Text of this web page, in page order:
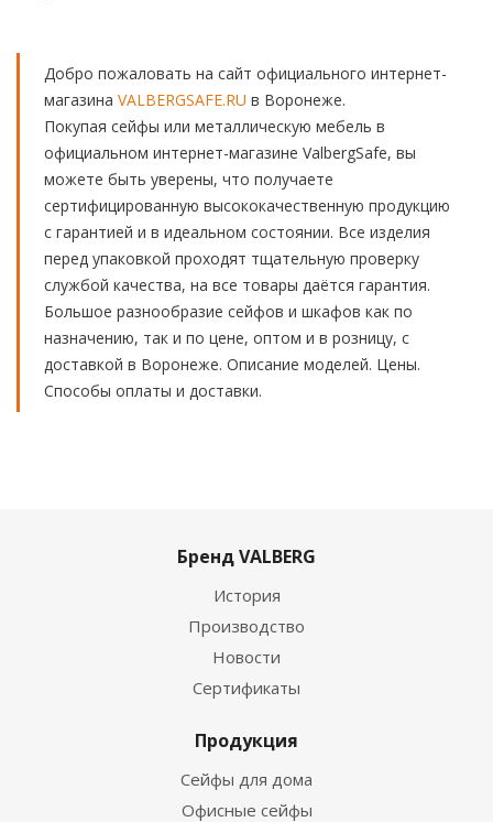
Добро пожаловать на сайт официального интернет-
магазина VALBERGSAFE.RU в Воронеже.
Покупая сейфы или металлическую мебель в
официальном интернет-магазине ValbergSafe, вы
можете быть уверены, что получаете
сертифицированную высококачественную продукцию
с гарантией и в идеальном состоянии. Все изделия
перед упаковкой проходят тщательную проверку
службой качества, на все товары даётся гарантия.
Большое разнообразие сейфов и шкафов как по
назначению, так и по цене, оптом и в розницу, с
доставкой в Воронеже. Описание моделей. Цены.
Способы оплаты и доставки.
Бренд VALBERG
История
Производство
Новости
Сертификаты
Продукция
Сейфы для дома
Офисные сейфы